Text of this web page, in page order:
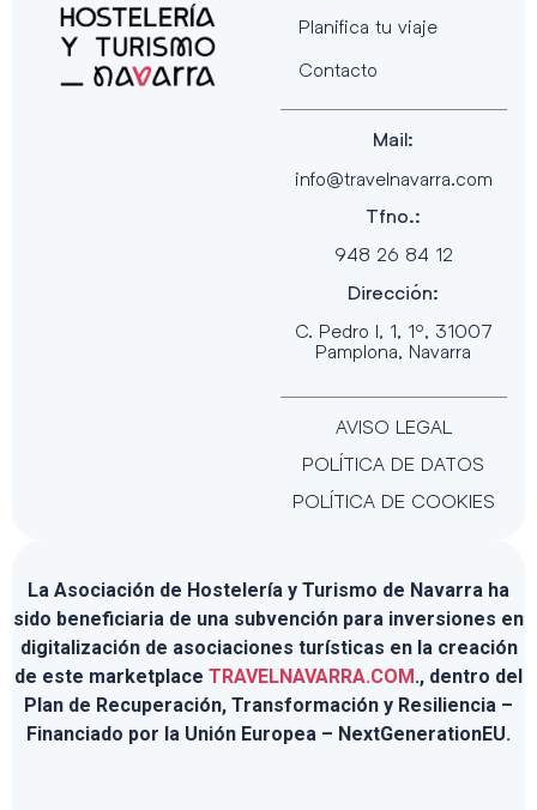
Planifica tu viaje
Contacto
Mail:
info@travelnavarra.com
Tfno.:
948 26 84 12
Dirección:
C. Pedro I, 1, 1º, 31007
Pamplona, Navarra
AVISO LEGAL
POLÍTICA DE DATOS
POLÍTICA DE COOKIES
La Asociación de Hostelería y Turismo de Navarra ha
sido beneficiaria de una subvención para inversiones en
digitalización de asociaciones turísticas en la creación
de este marketplace TRAVELNAVARRA.COM., dentro del
Plan de Recuperación, Transformación y Resiliencia –
Financiado por la Unión Europea – NextGenerationEU.